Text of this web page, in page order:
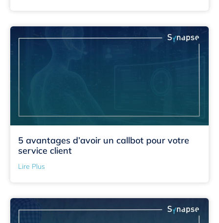
5 avantages d’avoir un callbot pour votre
service client
Lire Plus